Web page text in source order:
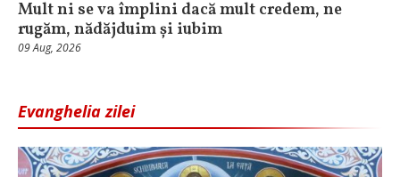
Mult ni se va împlini dacă mult credem, ne
rugăm, nădăjduim și iubim
09 Aug, 2026
Evanghelia zilei